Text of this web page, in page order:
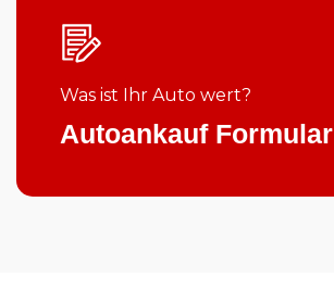
Was ist Ihr Auto wert?
Autoankauf Formular